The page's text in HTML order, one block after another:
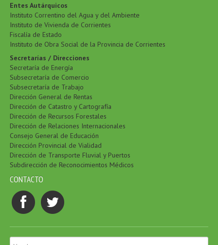
Entes Autárquicos
Instituto Correntino del Agua y del Ambiente
Instituto de Vivienda de Corrientes
Fiscalía de Estado
Instituto de Obra Social de la Provincia de Corrientes
Secretarías / Direcciones
Secretaría de Energía
Subsecretaría de Comercio
Subsecretaría de Trabajo
Dirección General de Rentas
Dirección de Catastro y Cartografía
Dirección de Recursos Forestales
Dirección de Relaciones Internacionales
Consejo General de Educación
Dirección Provincial de Vialidad
Dirección de Transporte Fluvial y Puertos
Subdirección de Reconocimientos Médicos
CONTACTO